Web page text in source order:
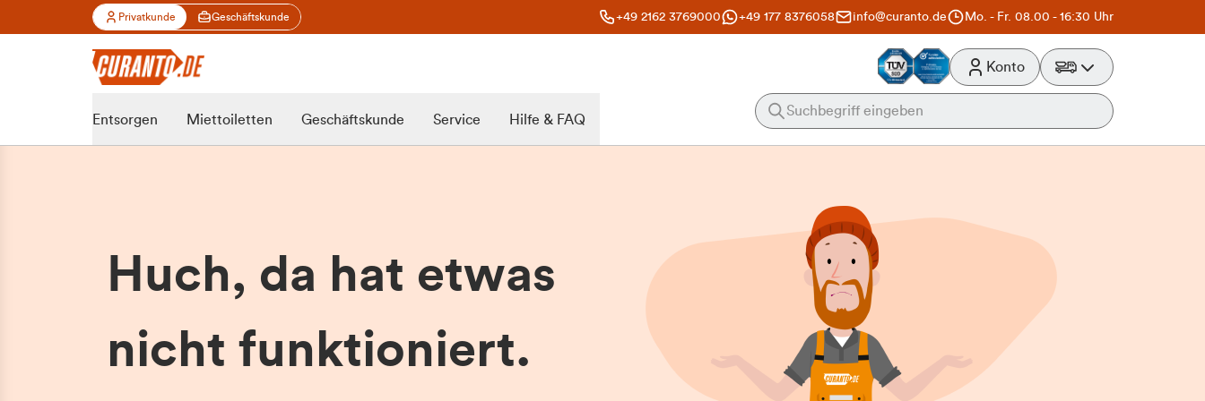
Privatkunde Geschäftskunde +49 2162 3769000 +49 177 8376058 info@curanto.de Mo. - Fr. 08.00 - 16:30 Uhr
Konto
Entsorgen Miettoiletten Geschäftskunde Service Hilfe & FAQ
Huch, da hat etwas
nicht funktioniert.